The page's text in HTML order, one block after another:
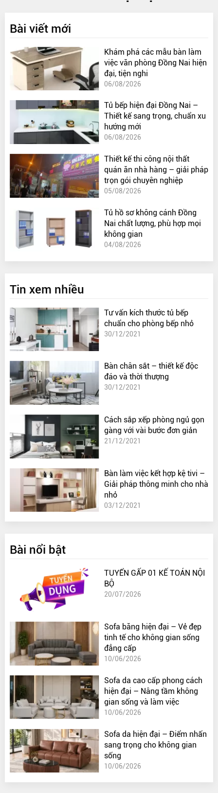
Bài viết mới
Khám phá các mẫu bàn làm
việc văn phòng Đồng Nai hiện
đại, tiện nghi
06/08/2026
Tủ bếp hiện đại Đồng Nai –
Thiết kế sang trọng, chuẩn xu
hướng mới
06/08/2026
Thiết kế thi công nội thất
quán ăn nhà hàng – giải pháp
trọn gói chuyên nghiệp
05/08/2026
Tủ hồ sơ không cánh Đồng
Nai chất lượng, phù hợp mọi
không gian
04/08/2026
Tin xem nhiều
Tư vấn kích thước tủ bếp
chuẩn cho phòng bếp nhỏ
30/12/2021
Bàn chân sắt – thiết kế độc
đáo và thời thượng
30/12/2021
Cách sắp xếp phòng ngủ gọn
gàng với vài bước đơn giản
21/12/2021
Bàn làm việc kết hợp kệ tivi –
Giải pháp thông minh cho nhà
nhỏ
03/12/2021
Bài nổi bật
TUYỂN GẤP 01 KẾ TOÁN NỘI
BỘ
20/07/2026
Sofa băng hiện đại – Vẻ đẹp
tinh tế cho không gian sống
đẳng cấp
10/06/2026
Sofa da cao cấp phong cách
hiện đại – Nâng tầm không
gian sống và làm việc
10/06/2026
Sofa da hiện đại – Điểm nhấn
sang trọng cho không gian
sống
10/06/2026